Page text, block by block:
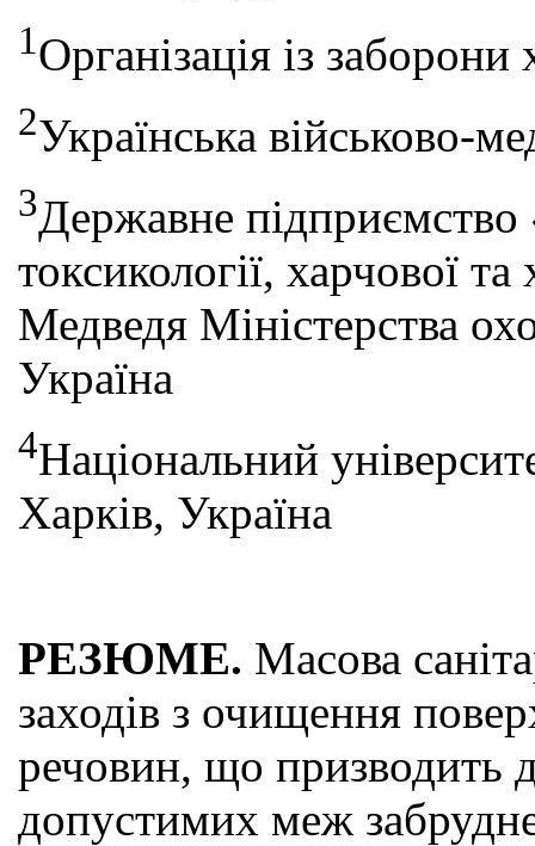
1Організація із
2Українська військово-
3Державне підприємство
токсикології, харчової
Медведя Міністерства
Україна
4Національний
Харків, Україна
РЕЗЮМЕ. Масова
заходів з очищення
речовин, що призводить
допустимих меж